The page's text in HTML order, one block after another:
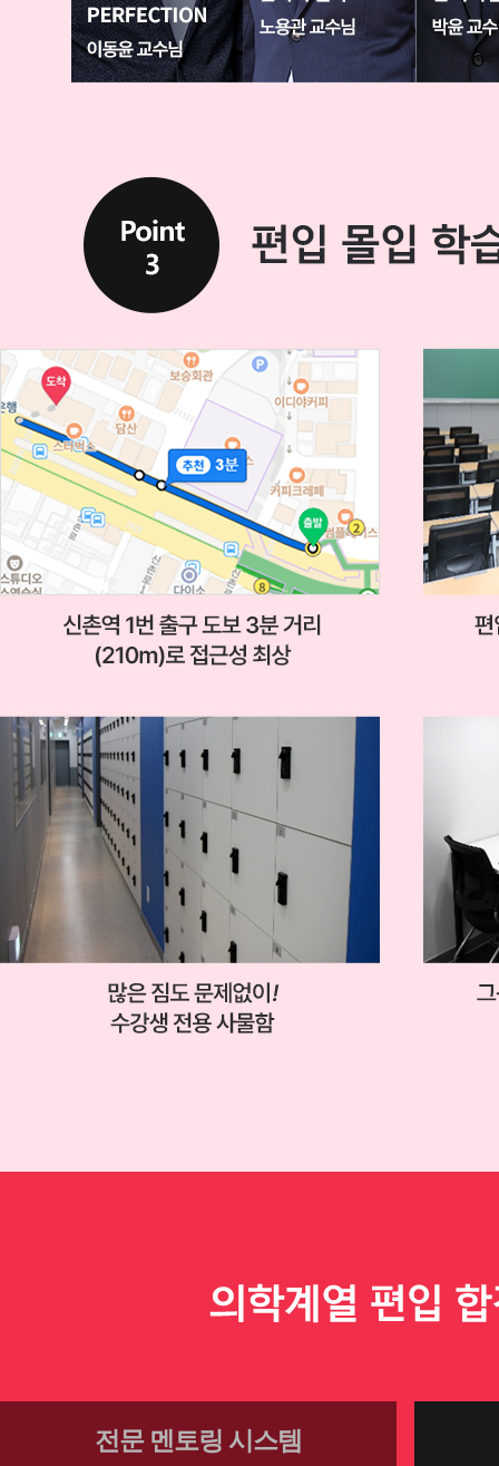
전문 멘토링 시스템